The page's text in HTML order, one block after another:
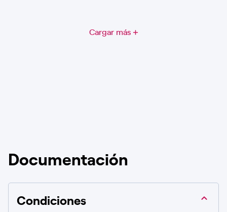
Cargar más
Documentación
Condiciones